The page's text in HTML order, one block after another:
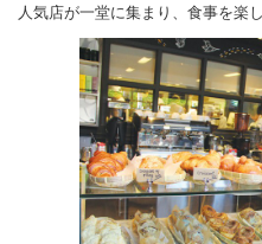
人気店が一堂に集まり、食事を楽